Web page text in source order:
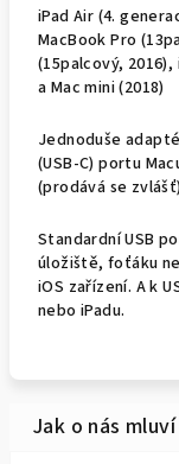
iPad Air (4.
MacBook Pro
(15palcový,
a Mac mini (2018)
Jednoduše
(USB-C) portu
(prodává se
Standardní USB
úložiště, foťáku
iOS zařízení. A k
nebo iPadu.